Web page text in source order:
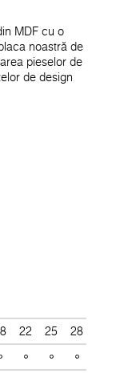
MDF cu o
noastră de
pieselor de
de design
22 25 28